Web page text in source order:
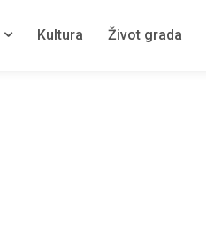
Kultura Život grada